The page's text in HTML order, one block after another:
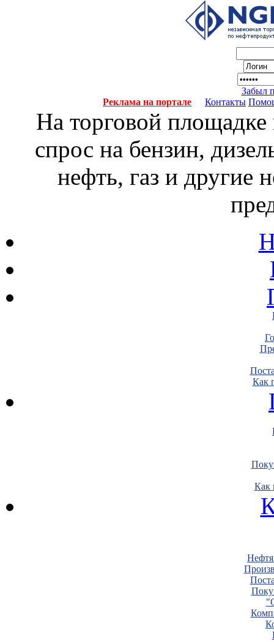
Забыл
Реклама на портале
Контакты
На торговой
спрос на бензин,
нефть, газ и другие
Как
Как